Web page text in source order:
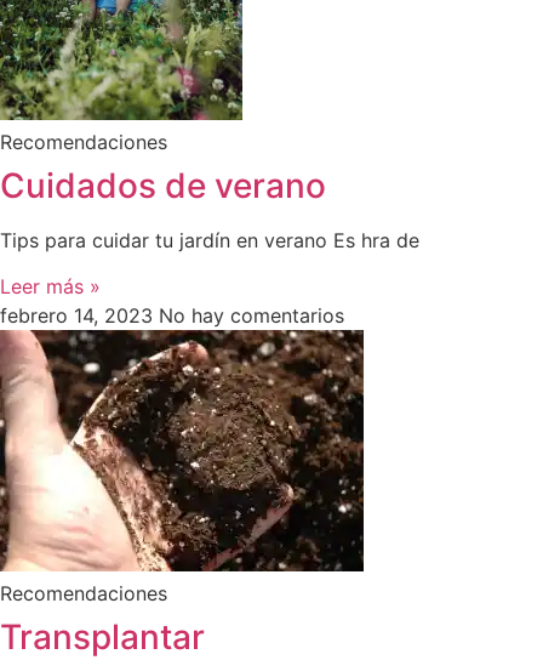
Recomendaciones
Cuidados de verano
Tips para cuidar tu jardín en verano Es hra de
Leer más »
febrero 14, 2023 No hay comentarios
Recomendaciones
Transplantar